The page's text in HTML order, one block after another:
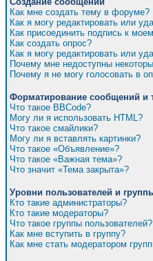
Как мне создать тему в форуме?
Как я могу редактировать или
Как присоединить подпись к
Как создать опрос?
Как я могу редактировать или
Почему мне недоступны
Почему я не могу голосовать в
Форматирование сообщений и
Что такое BBCode?
Могу ли я использовать HTML?
Что такое смайлики?
Могу ли я вставлять картинки?
Что такое «Объявление»?
Что такое «Важная тема»?
Что значит «Тема закрыта»?
Уровни пользователей и
Кто такие администраторы?
Кто такие модераторы?
Что такое группы пользователей?
Как мне вступить в группу?
Как мне стать модератором